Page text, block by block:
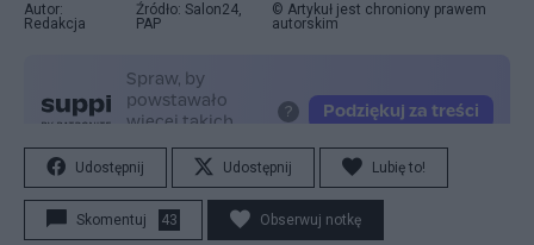
Autor:
Redakcja
Źródło: Salon24,
PAP
© Artykuł jest chroniony prawem
autorskim
Udostępnij Udostępnij Lubię to!
Skomentuj 43 Obserwuj notkę